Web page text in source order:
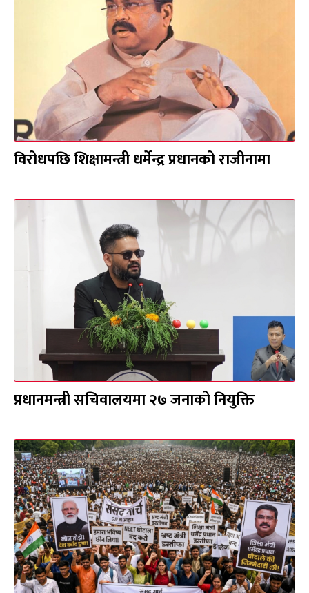
विरोधपछि शिक्षामन्त्री धर्मेन्द्र प्रधानको राजीनामा
प्रधानमन्त्री सचिवालयमा २७ जनाको नियुक्ति